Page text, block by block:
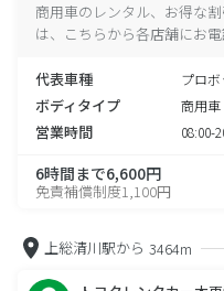
商用車のレンタル、お得な
は、こちらから各店舗にお電
代表車種 プロ
ボディタイプ 商用車
営業時間 08:00-
6時間まで6,600円
免責補償制度1,100円
上総清川駅から 3464m